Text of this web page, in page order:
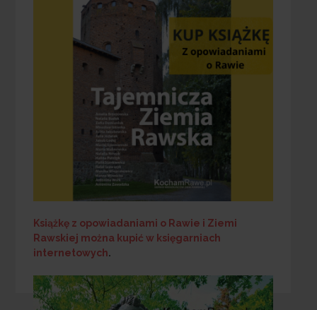
Książkę z opowiadaniami o Rawie i Ziemi
Rawskiej można kupić w księgarniach
internetowych.